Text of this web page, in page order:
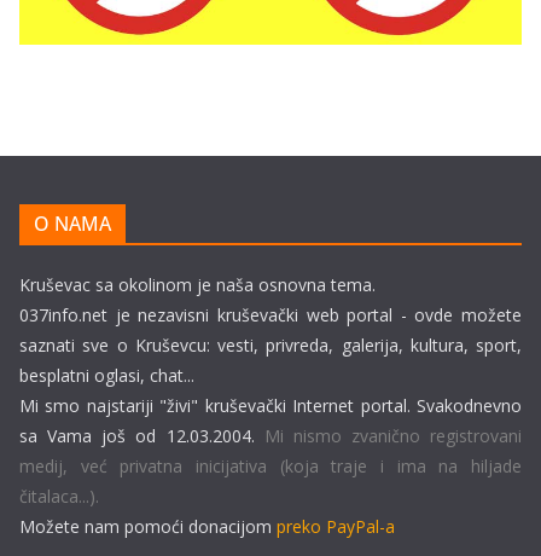
O NAMA
Kruševac sa okolinom je naša osnovna tema.
037info.net je nezavisni kruševački web portal - ovde možete
saznati sve o Kruševcu: vesti, privreda, galerija, kultura, sport,
besplatni oglasi, chat...
Mi smo najstariji "živi" kruševački Internet portal. Svakodnevno
sa Vama još od 12.03.2004. Mi nismo zvanično registrovani
medij, već privatna inicijativa (koja traje i ima na hiljade
čitalaca...).
Možete nam pomoći donacijom preko PayPal-a